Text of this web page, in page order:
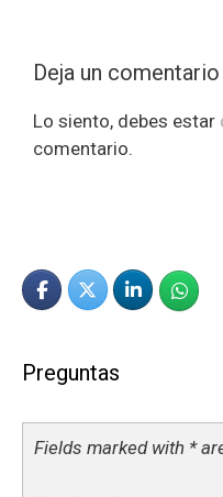
Deja un comentario
Lo siento, debes estar
comentario.
Preguntas
Fields marked with *